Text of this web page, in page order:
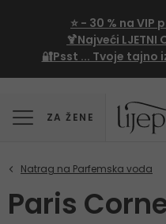
⭐ - 30 % na VIP
🍹Najveći LJETNI
🔐Psst ... Tvoje tajno
ZA ŽENE
Paris